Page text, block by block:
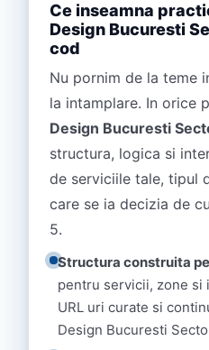
Ce inseamna
Design Bucuresti
cod
Nu pornim de la teme
la intamplare. In orice
Design Bucuresti
structura, logica si
de serviciile tale, tipul
care se ia decizia de
5.
Structura construita
pentru servicii, zone si
URL uri curate si
Design Bucuresti